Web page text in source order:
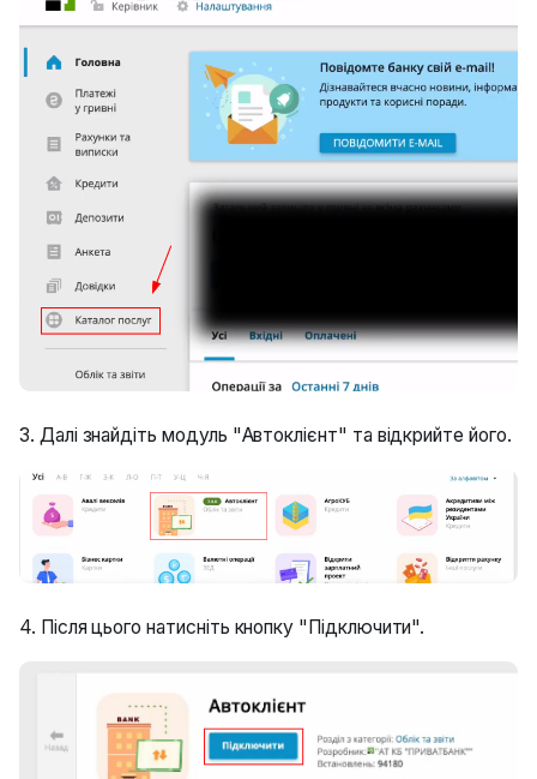
3. Далі знайдіть модуль "Автоклієнт" та відкрийте його.
4. Після цього натисніть кнопку "Підключити".